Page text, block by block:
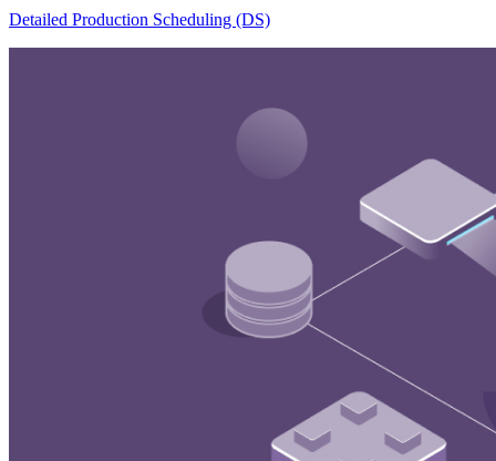
Detailed Production Scheduling (DS)